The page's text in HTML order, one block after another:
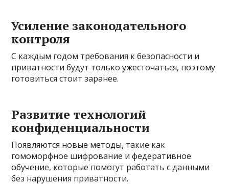
Усиление законодательного
контроля
С каждым годом требования к безопасности и
приватности будут только ужесточаться, поэтому
готовиться стоит заранее.
Развитие технологий
конфиденциальности
Появляются новые методы, такие как
гомоморфное шифрование и федеративное
обучение, которые помогут работать с данными
без нарушения приватности.